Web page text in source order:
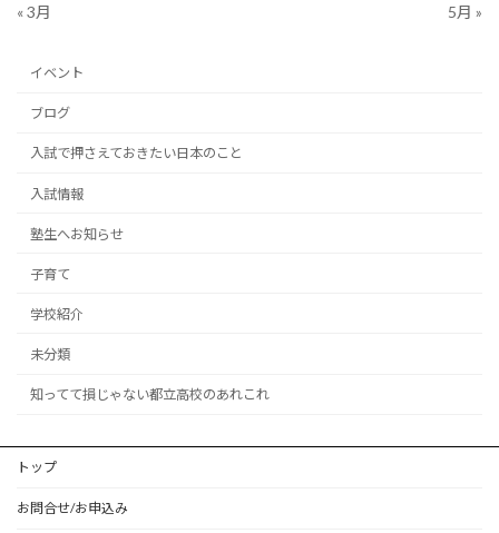
« 3月
5月 »
イベント
ブログ
入試で押さえておきたい日本のこと
入試情報
塾生へお知らせ
子育て
学校紹介
未分類
知ってて損じゃない都立高校のあれこれ
トップ
お問合せ/お申込み